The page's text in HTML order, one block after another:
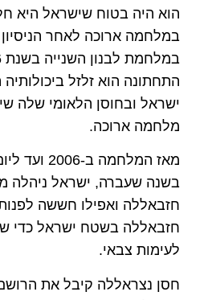
הוא היה בטוח שישראל היא
במלחמה ארוכה לאחר
התחתונה הוא זלזל
ישראל ובחוסן הלאומי שלה
מלחמה ארוכה.
בשנה שעברה, ישראל ניהלה
חזבאללה ואפילו חששה
חזבאללה בשטח ישראל כדי
לעימות צבאי.
חסן נצראללה קיבל את הרושם